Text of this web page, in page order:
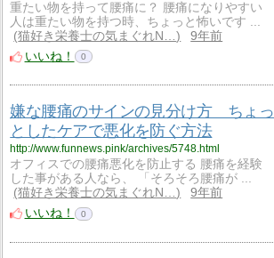
重たい物を持って腰痛に？ 腰痛になりやすい
人は重たい物を持つ時、ちょっと怖いです ...
猫好き栄養士の気まぐれN…
9年前
いいね！
0
嫌な腰痛のサインの見分け方 ちょっ
としたケアで悪化を防ぐ方法
http://www.funnews.pink/archives/5748.html
オフィスでの腰痛悪化を防止する 腰痛を経験
した事がある人なら、 「そろそろ腰痛が ...
猫好き栄養士の気まぐれN…
9年前
いいね！
0